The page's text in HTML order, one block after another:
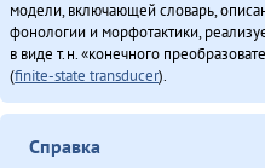
О̄н бэе хэргӯлэ̄ дӯндэлэ̄ ӣстан
Онё̄вувча̄л Библия Улгӯрилин
Севергар икэрдули (2013)
Туруӈи авгарачимнил
модели, включающей словарь,
фонологии и морфотактики,
в виде т.н. «конечного
(finite-state transducer).
Справка